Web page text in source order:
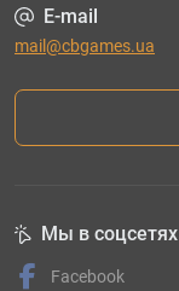
E-mail
mail@cbgames.ua
Мы в соцсетях
Facebook